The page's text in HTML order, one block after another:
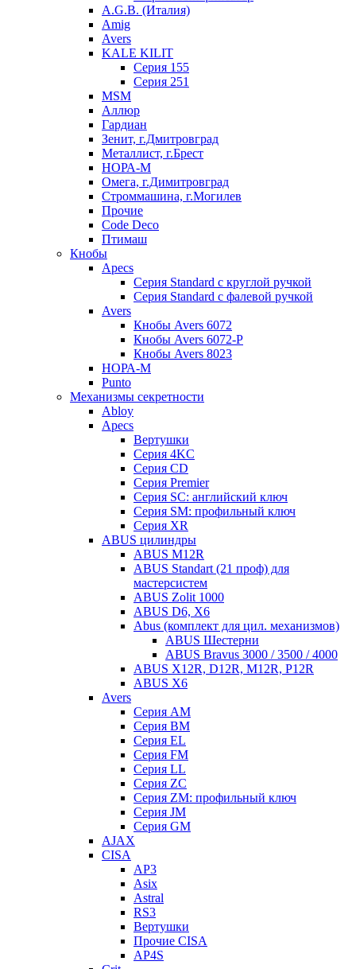
A.G.B. (Италия)
Amig
Avers
KALE KILIT
Серия 155
Серия 251
MSM
Аллюр
Гардиан
Зенит, г.Дмитровград
Металлист, г.Брест
НОРА-М
Омега, г.Димитровград
Строммашина, г.Могилев
Прочие
Code Deco
Птимаш
Кнобы
Apecs
Серия Standard с круглой ручкой
Серия Standard с фалевой ручкой
Avers
Кнобы Avers 6072
Кнобы Avers 6072-P
Кнобы Avers 8023
НОРА-М
Punto
Механизмы секретности
Abloy
Apecs
Вертушки
Серия 4KC
Серия CD
Серия Premier
Серия SC: английский ключ
Серия SM: профильный ключ
Серия XR
ABUS цилиндры
ABUS M12R
ABUS Standart (21 проф) для
мастерсистем
ABUS Zolit 1000
ABUS D6, X6
Abus (комплект для цил. механизмов)
ABUS Шестерни
ABUS Bravus 3000 / 3500 / 4000
ABUS X12R, D12R, M12R, P12R
ABUS X6
Avers
Серия AM
Серия BM
Серия EL
Серия FM
Серия LL
Серия ZC
Серия ZM: профильный ключ
Серия JM
Серия GM
AJAX
CISA
AP3
Asix
Astral
RS3
Вертушки
Прочие CISA
AP4S